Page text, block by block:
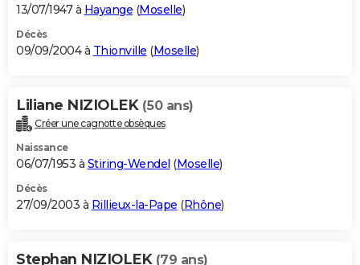
13/07/1947 à Hayange (Moselle)
Décès
09/09/2004 à Thionville (Moselle)
Liliane NIZIOLEK (50 ans)
Créer une cagnotte obsèques
Naissance
06/07/1953 à Stiring-Wendel (Moselle)
Décès
27/09/2003 à Rillieux-la-Pape (Rhône)
Stephan NIZIOLEK (79 ans)